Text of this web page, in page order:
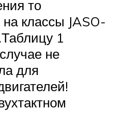
то
классы JASO-
1
не
для